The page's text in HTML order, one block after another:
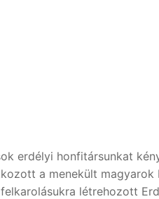
erdélyi honfitársunkat
a menekült
létrehozott